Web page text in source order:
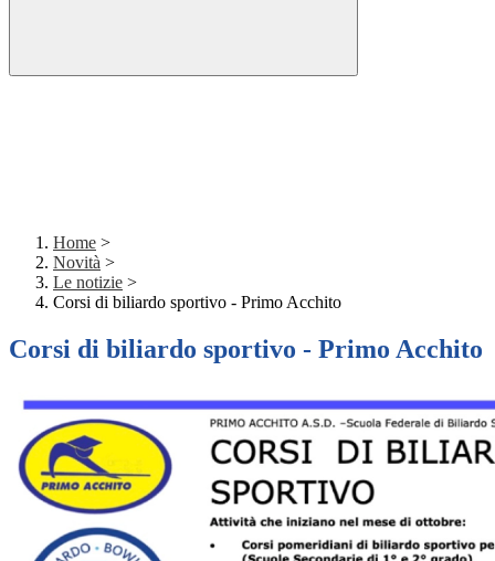
Home >
Novità >
Le notizie >
Corsi di biliardo sportivo - Primo Acchito
Corsi di biliardo sportivo - Primo Acchito